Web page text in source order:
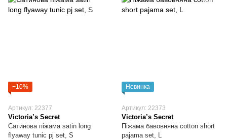
−10%
Артикул: 22377
Victoria’s Secret
Сатинова піжама satin long
flyaway tunic pj set, S
Новинка
Артикул: 22373
Victoria’s Secret
Піжама бавовняна cotton short
pajama set, L